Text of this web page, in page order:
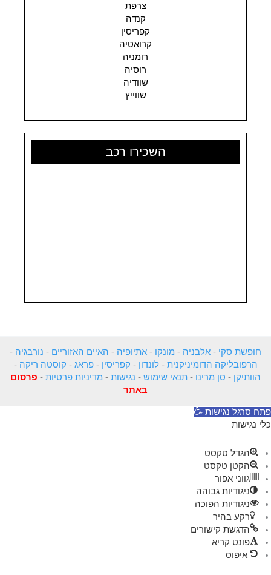
צרפת
קנדה
קפריסין
קרואטיה
רומניה
רוסיה
שוודיה
שווייץ
השכירו רכב
חופשת סקי - אלבניה - מונקו - אתיופיה - האיים האזוריים - נורבגיה -
הרפובליקה הדומיניקנית -לונדון - קפריסין -פראג - קוסטה ריקה -
הוותיקן - סן מרינו - תנאי שימוש - נגישות - מדיניות פרטיות - פרסום
באתר
פתח סרגל נגישות
כלי נגישות
הגדל טקסט
הקטן טקסט
גווני אפור
ניגודיות גבוהה
ניגודיות הפוכה
רקע בהיר
הדגשת קישורים
פונט קריא
איפוס